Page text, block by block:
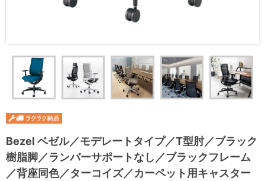
Bezel ベゼル／モデレートタイプ／T型肘／ブラック
樹脂脚／ランバーサポートなし／ブラックフレーム
／背座同色／ターコイズ／カーペット用キャスター